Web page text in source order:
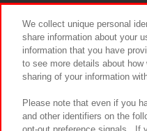
We collect unique personal
share information about your
information that you have
to see more details about
sharing of your information
Please note that even if you
and other identifiers on the